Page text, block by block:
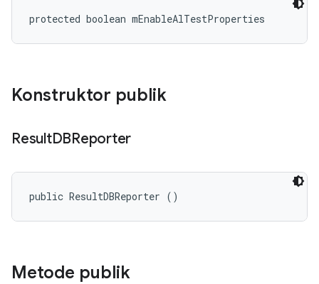
protected boolean mEnableAlTestProperties
Konstruktor publik
ResultDBReporter
public ResultDBReporter ()
Metode publik